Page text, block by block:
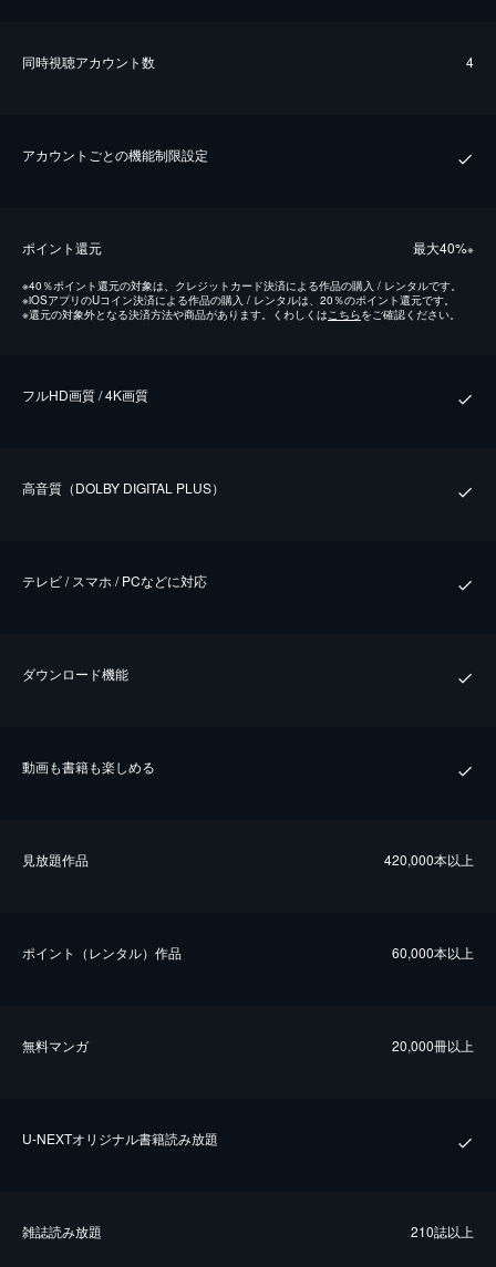
同時視聴アカウント数 4
アカウントごとの機能制限設定
ポイント還元 最⼤40%※
※40％ポイント還元の対象は、クレジットカード決済による作品の購入 / レンタルです。
※iOSアプリのUコイン決済による作品の購入 / レンタルは、20％のポイント還元です。
※還元の対象外となる決済方法や商品があります。くわしくはこちらをご確認ください。
フルHD画質 / 4K画質
⾼⾳質（DOLBY DIGITAL PLUS）
テレビ / スマホ / PCなどに対応
ダウンロード機能
動画も書籍も楽しめる
⾒放題作品 420,000本以上
ポイント（レンタル）作品 60,000本以上
無料マンガ 20,000冊以上
U-NEXTオリジナル書籍読み放題
雑誌読み放題 210誌以上